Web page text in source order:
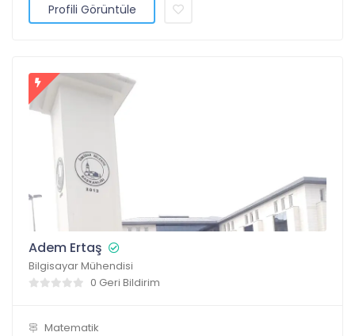
Profili Görüntüle
Adem Ertaş
Bilgisayar Mühendisi
0 Geri Bildirim
Matematik